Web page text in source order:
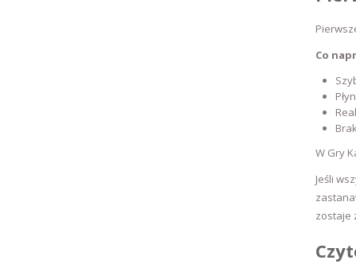
Co
W Gry
Jeśli
zostaje